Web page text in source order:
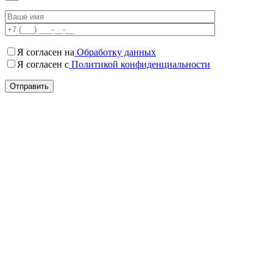
Я согласен на Обработку данных
Я согласен c Политикой конфиденциальности